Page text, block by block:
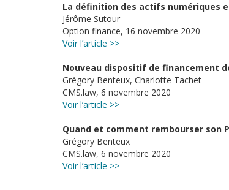
La définition des actifs numériques
Jérôme Sutour
Option finance, 16 novembre 2020
Voir l’article >>
Nouveau dispositif de financement
Grégory Benteux, Charlotte Tachet
CMS.law, 6 novembre 2020
Voir l’article >>
Quand et comment rembourser son
Grégory Benteux
CMS.law, 6 novembre 2020
Voir l’article >>